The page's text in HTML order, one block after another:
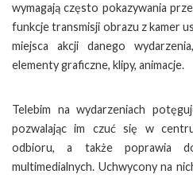
wymagają często pokazywania
funkcje transmisji obrazu z kamer
miejsca akcji danego
elementy graficzne, klipy, animacje.
Telebim na wydarzeniach
pozwalając im czuć się w
odbioru, a także poprawia
multimedialnych. Uchwycony na